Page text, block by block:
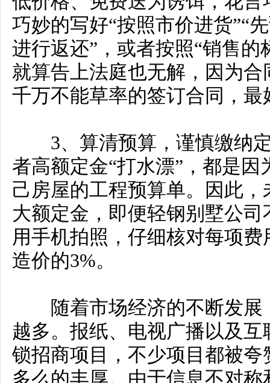
巧妙的写好“按照市价进货”“
进行返还”，或者按照“销售
就算告上法庭也无解，因为
千万不能草率的签订合同，
3、算清预算，谨慎缴纳定
者高额定金“打水漂”，都是
己房屋的工程预算单。因此
大额定金，即便轻钢别墅公
用手机拍照，仔细核对每项
造价的3%。
随着市场经济的不断发展
越多。报纸、电视广播以及
锁招商项目，不少项目都被
多么的丰厚。由于信息不对